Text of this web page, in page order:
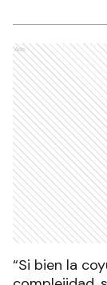
Ads
“Si bien la